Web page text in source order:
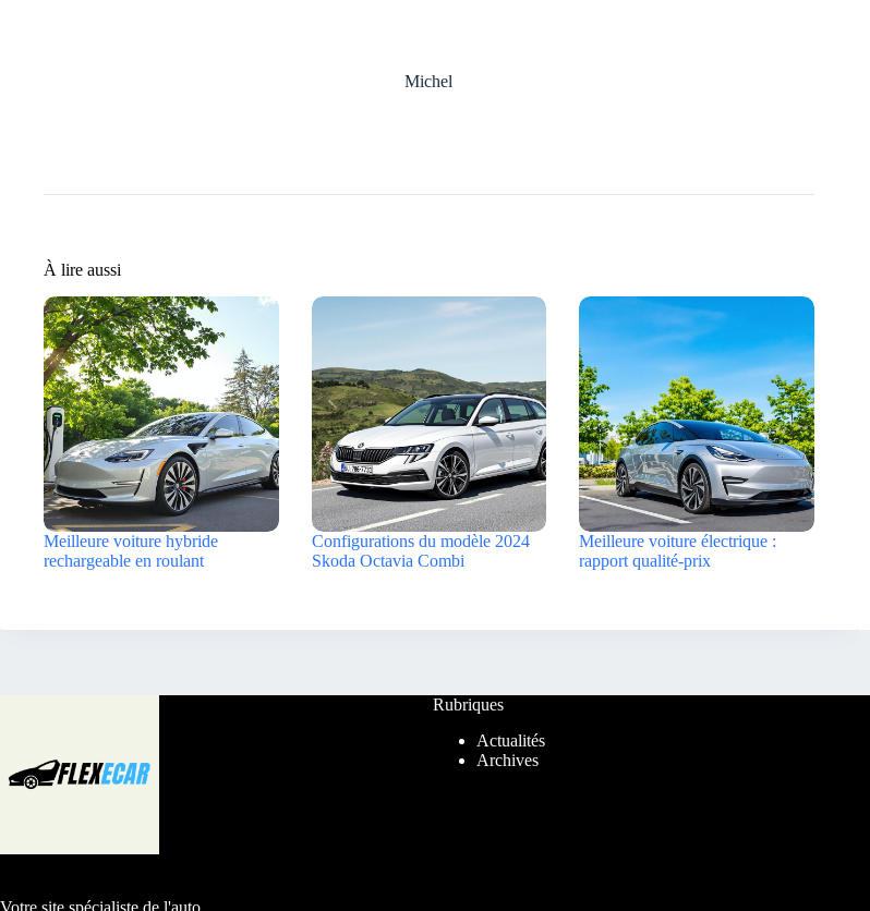
Michel
À lire aussi
Meilleure voiture hybride
rechargeable en roulant
Configurations du modèle 2024
Skoda Octavia Combi
Meilleure voiture électrique :
rapport qualité-prix
Rubriques
Actualités
Archives